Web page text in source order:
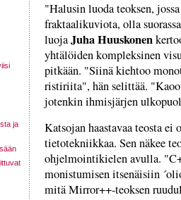
ja
"Halusin luoda teoksen,
fraktaalikuviota, olla
luojaJuha Huuskonen
yhtälöiden kompleksinen
pitkään. "Siinä kiehtoo
ristiriita", hän selittää.
jotenkin ihmisjärjen
Katsojan haastavaa teosta
tietotekniikkaa. Sen näkee
ohjelmointikielen avulla.
monistumisen itsenäisiin
mitä Mirror++-teoksen